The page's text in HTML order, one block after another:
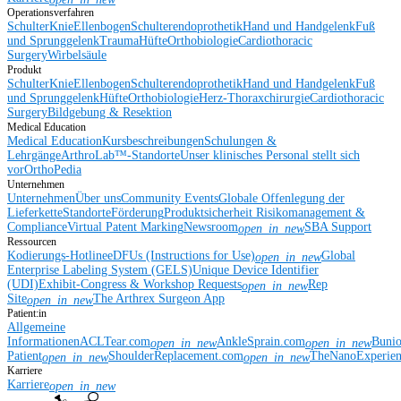
Operationsverfahren
SchulterKnieEllenbogenSchulterendoprothetikHand und HandgelenkFuß
und SprunggelenkTraumaHüfteOrthobiologieCardiothoracic
SurgeryWirbelsäule
Produkt
SchulterKnieEllenbogenSchulterendoprothetikHand und HandgelenkFuß
und SprunggelenkHüfteOrthobiologieHerz-ThoraxchirurgieCardiothoracic
SurgeryBildgebung & Resektion
Medical Education
Medical EducationKursbeschreibungenSchulungen &
LehrgängeArthroLab™-StandorteUnser klinisches Personal stellt sich
vorOrthoPedia
Unternehmen
UnternehmenÜber unsCommunity EventsGlobale Offenlegung der
LieferketteStandorteFörderungProduktsicherheit Risikomanagement &
ComplianceVirtual Patent MarkingNewsroomopen_in_newSBA Support
Ressourcen
Kodierungs-HotlineeDFUs (Instructions for Use)open_in_newGlobal
Enterprise Labeling System (GELS)Unique Device Identifier
(UDI)Exhibit-Congress & Workshop Requestsopen_in_newRep
Siteopen_in_newThe Arthrex Surgeon App
Patient:in
Allgemeine
InformationenACLTear.comopen_in_newAnkleSprain.comopen_in_new
Patientopen_in_newShoulderReplacement.comopen_in_new
Karriere
Karriereopen_in_new